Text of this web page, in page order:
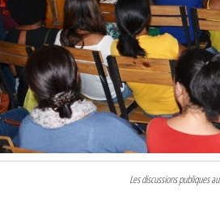
Les discussions publiques